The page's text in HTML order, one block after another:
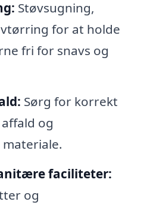
Støvsugning,
for at holde
fri for snavs og
Sørg for korrekt
og
faciliteter:
og